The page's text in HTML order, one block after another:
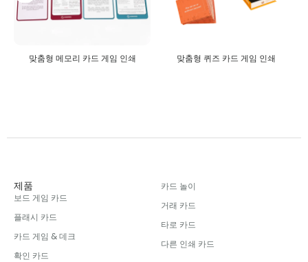
맞춤형 메모리 카드 게임 인쇄 맞춤형 퀴즈 카드 게임 인쇄
제품
보드 게임 카드
플래시 카드
카드 게임 & 데크
확인 카드
카드 놀이
거래 카드
타로 카드
다른 인쇄 카드